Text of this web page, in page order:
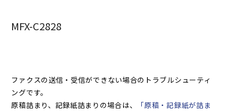
MFX-C2828
ファクスの送信・受信ができない場合のトラブルシューティ
ングです。
原稿詰まり、記録紙詰まりの場合は、
「原稿・記録紙が詰ま